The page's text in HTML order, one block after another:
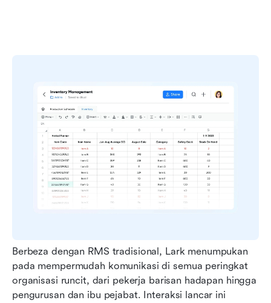
Berbeza dengan RMS tradisional, Lark menumpukan
pada mempermudah komunikasi di semua peringkat
organisasi runcit, dari pekerja barisan hadapan hingga
pengurusan dan ibu pejabat. Interaksi lancar ini